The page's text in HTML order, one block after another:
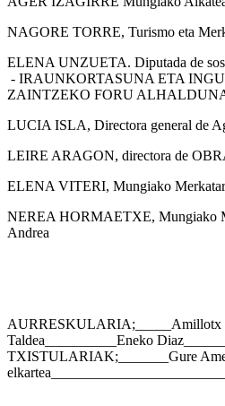
NAGORE TORRE, Turismo eta
ELENA UNZUETA. Diputada de
- IRAUNKORTASUNA ETA
ZAINTZEKO FORU
LUCIA ISLA, Directora general de
LEIRE ARAGON, directora de
ELENA VITERI, Mungiako
NEREA HORMAETXE, Mungiako
Andrea
AURRESKULARIA;_____Amillotx
Taldea__________Eneko
TXISTULARIAK;_______Gure
elkartea_________________________